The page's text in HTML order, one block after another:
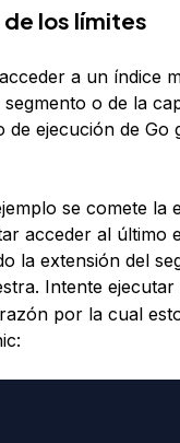
de los límites
a un índice
o de la
de ejecución de Go
se comete la
acceder al último
la extensión del
Intente ejecutar
por la cual